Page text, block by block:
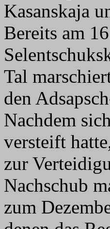
Kasanskaja
Bereits am
Tal
den
Nachdem
versteift
zur
Nachschub
zum